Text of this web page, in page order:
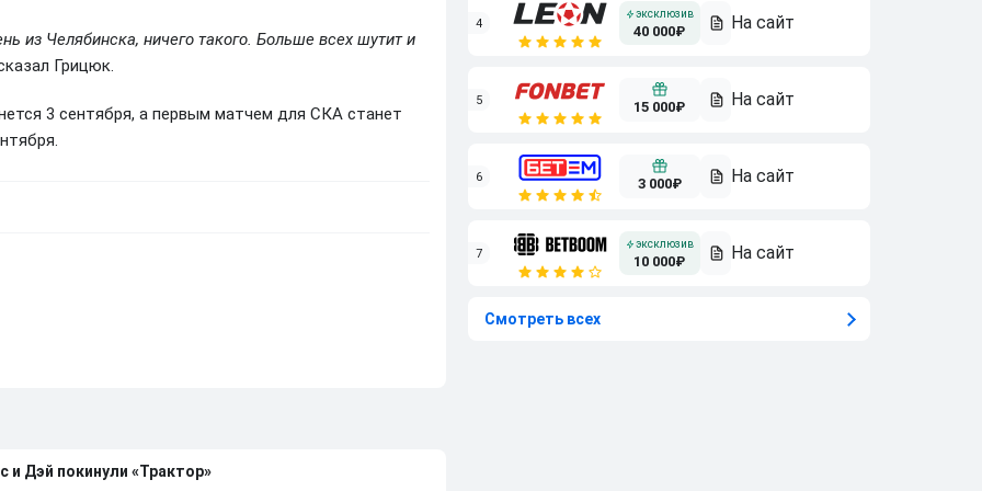
из Челябинска, ничего такого. Больше всех шутит и
Грицюк.
3 сентября, а первым матчем для СКА станет
и Дэй покинули «Трактор»
4 40 000₽
5 15 000₽
6 3 000₽
7 10 000₽
Смотреть всех